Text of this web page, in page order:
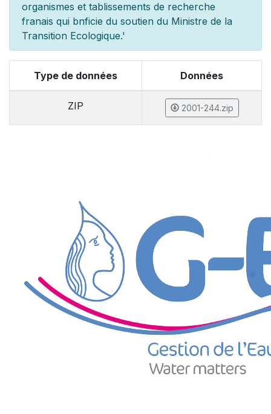
organismes et tablissements de recherche
franais qui bnficie du soutien du Ministre de la
Transition Ecologique.'
Type de données Données
ZIP 2001-244.zip